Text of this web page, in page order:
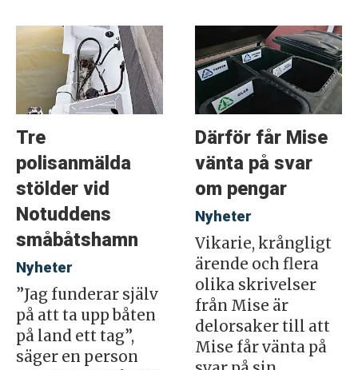
Tre
polisanmälda
stölder vid
Notuddens
småbåtshamn
Nyheter
”Jag funderar själv
på att ta upp båten
på land ett tag”,
säger en person
Därför får Mise
vänta på svar
om pengar
Nyheter
Vikarie, krångligt
ärende och flera
olika skrivelser
från Mise är
delorsaker till att
Mise får vänta på